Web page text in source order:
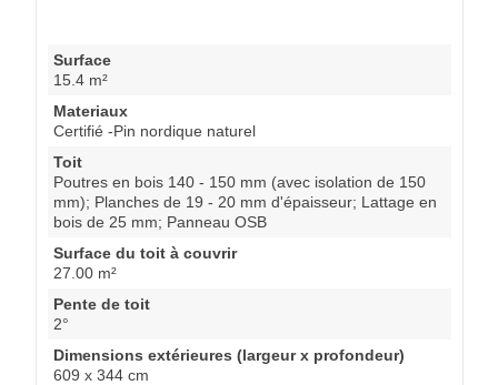
Surface
15.4 m²
Materiaux
Certifié -Pin nordique naturel
Toit
Poutres en bois 140 - 150 mm (avec isolation de 150
mm); Planches de 19 - 20 mm d'épaisseur; Lattage en
bois de 25 mm; Panneau OSB
Surface du toit à couvrir
27.00 m²
Pente de toit
2°
Dimensions extérieures (largeur x profondeur)
609 x 344 cm